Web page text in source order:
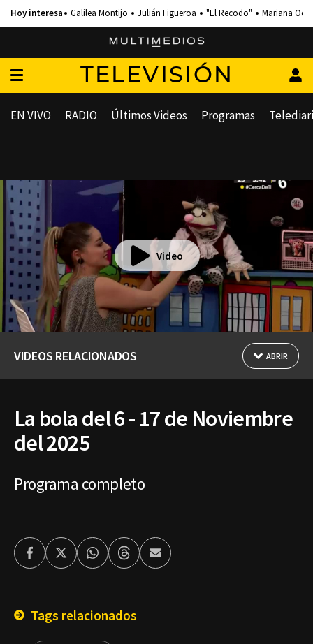
Galilea Montijo Julián Figueroa "El Recodo" Mariana
TELEVISIÓN
EN VIVO RADIO Últimos Videos Programas
Video
VIDEOS RELACIONADOS ABRIR
La bola del 6 - 17 de Noviembre
del 2025
Programa completo
FacebookTwitterWhatsappThreadsEnviar
por
Tags relacionados